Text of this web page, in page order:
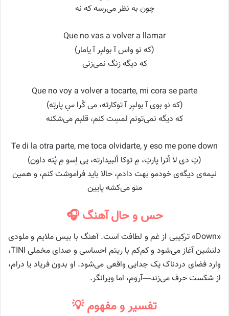
چون به نظر می‌رسه که نه
Que no vas a volver a llamar
(که نو واس آ بولبِر آ یامار)
که دیگه زنگ نمی‌زنی
Que no voy a volver a tocarte, mi cora se parte
(که نو بوی آ بولبِر آ توکارته، می کُرا سِ پارتِه)
که دیگه نمی‌تونم لمسِت کنم، قلبم می‌شکنه
Te di la otra parte, me toca olvidarte, y eso me pone down
(تِ دی لا اُترا پارتِ، مِ توکا اُلبیدارته، یی اِسو مِ پُنه داون)
نیمه‌ی دیگه‌ی خودمو بهت دادم، حالا باید فراموشت کنم، و همین
منو می‌کشه پایین
حس و حال آهنگ 🎧
«Down» ترکیبی از غم و لطافت است. آهنگ با بیس ملایم و ملودی
دلنشین آغاز می‌شود و کم‌کم با ریتم احساسی و صدای مخملی TINI،
وارد فضای دردناک یک جدایی واقعی می‌شود. او بدون فریاد یا درام،
از شکست حرف می‌زند—آروم، اما ویرانگر.
تفسیر و مفهوم 💡